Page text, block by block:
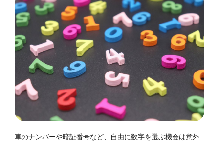
車のナンバーや暗証番号など、自由に数字を選ぶ機会は意外